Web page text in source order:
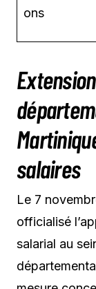
ons
salaires
Le 7
officialisé
salarial au